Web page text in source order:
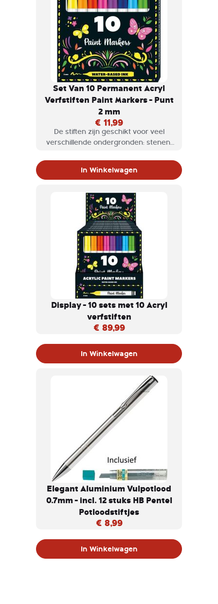
Set Van 10 Permanent Acryl
Verfstiften Paint Markers - Punt
2 mm
€ 11,99
De stiften zijn geschikt voor veel
verschillende ondergronden: stenen,
werk je er zeer gedetailleerd mee
In Winkelwagen
Display - 10 sets met 10 Acryl
verfstiften
€ 89,99
In Winkelwagen
Elegant Aluminium Vulpotlood
0.7mm - incl. 12 stuks HB Pentel
Potloodstiftjes
€ 8,99
In Winkelwagen